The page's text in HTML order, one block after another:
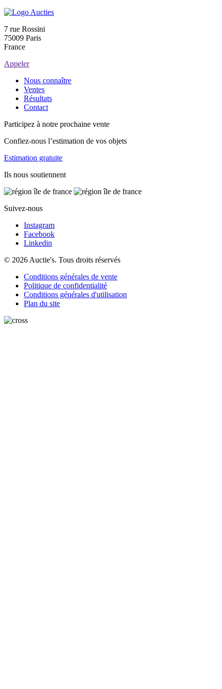
7 rue Rossini
75009 Paris
France
Appeler
Nous connaître
Ventes
Résultats
Contact
Participez à notre prochaine vente
Confiez-nous l’estimation de vos objets
Estimation gratuite
Ils nous soutiennent
Suivez-nous
Instagram
Facebook
Linkedin
© 2026 Auctie's. Tous droits réservés
Conditions générales de vente
Politique de confidentialité
Conditions générales d'utilisation
Plan du site